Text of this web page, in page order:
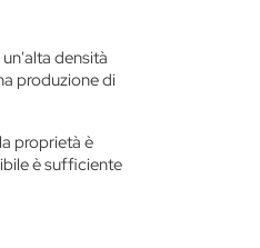
densità
produzione di
proprietà è
è sufficiente